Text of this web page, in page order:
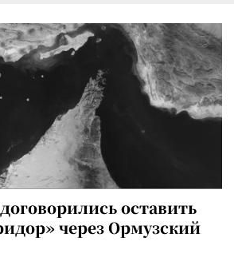
оставить
через Ормузский